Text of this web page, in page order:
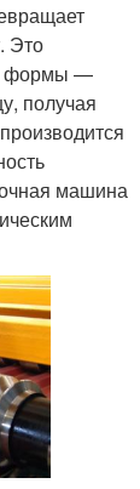
Это
формы —
получая
машина